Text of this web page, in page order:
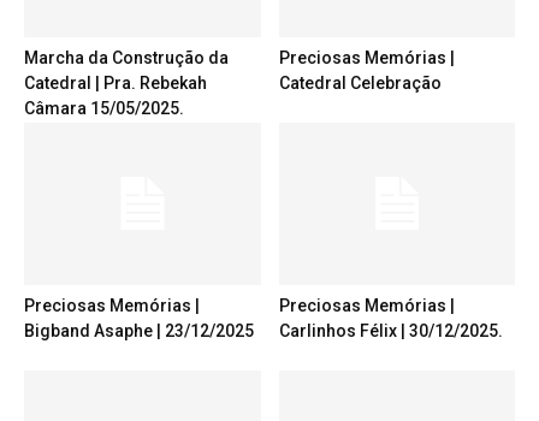
Marcha da Construção da
Catedral | Pra. Rebekah
Câmara 15/05/2025.
Preciosas Memórias |
Catedral Celebração
Preciosas Memórias |
Bigband Asaphe | 23/12/2025
Preciosas Memórias |
Carlinhos Félix | 30/12/2025.